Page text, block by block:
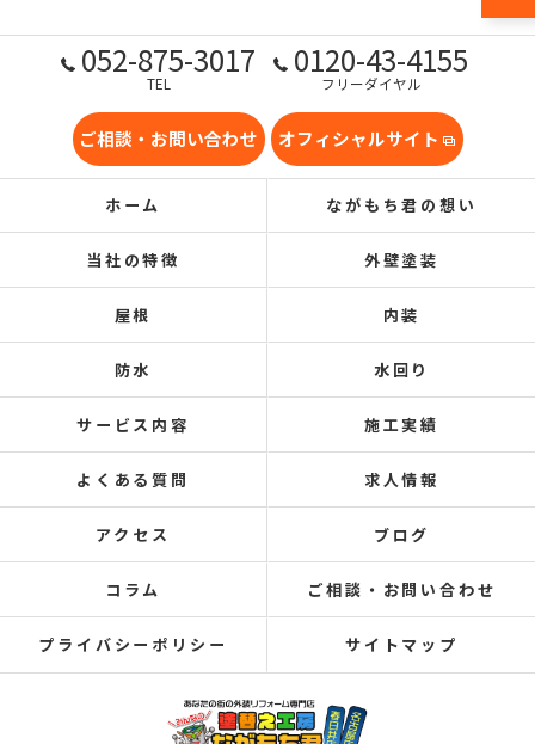
052-875-3017
TEL
0120-43-4155
フリーダイヤル
ご相談・お問い合わせ オフィシャルサイト
ホーム ながもち君の想い
当社の特徴 外壁塗装
屋根 内装
防水 水回り
サービス内容 施工実績
よくある質問 求人情報
アクセス ブログ
コラム ご相談・お問い合わせ
プライバシーポリシー サイトマップ